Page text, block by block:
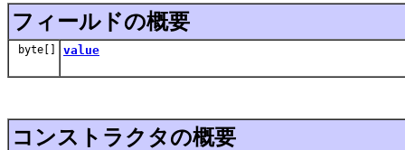
フィールドの概要
byte[] value
コンストラクタの概要